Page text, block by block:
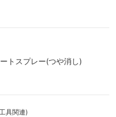
トスプレー(つや消し)
具関連)